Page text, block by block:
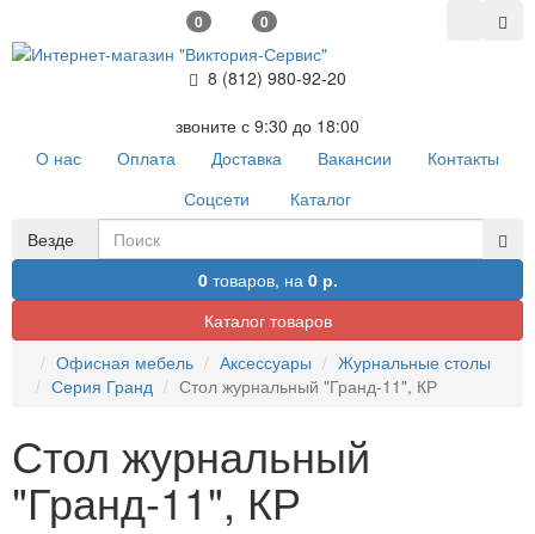
0 0
8 (812) 980-92-20
звоните с 9:30 до 18:00
О нас
Оплата Доставка Вакансии
Контакты
Соцсети
Каталог
Везде
0товаров, на 0 р.
Каталог товаров
Офисная мебель
Аксессуары
Журнальные столы
Серия Гранд
Стол журнальный "Гранд-11", КР
Стол журнальный
"Гранд-11", КР